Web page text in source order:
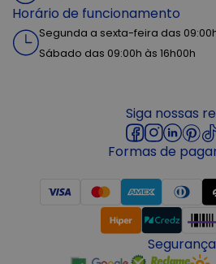
Horário de funcionamento
Segunda a sexta-feira das
Sábado das 09:00h às 16h00h
Siga nossas
Formas de
Segurança